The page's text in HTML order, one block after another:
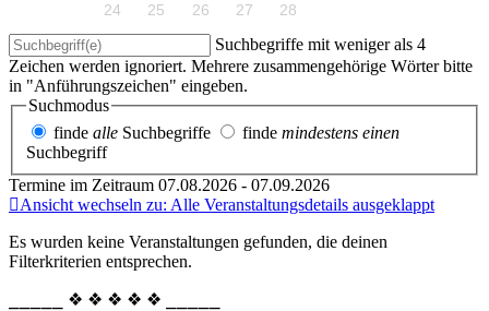
24 25 26 27 28
Suchbegriffe mit weniger als 4
Zeichen werden ignoriert. Mehrere zusammengehörige Wörter bitte
in "Anführungszeichen" eingeben.
Suchmodus
finde alle Suchbegriffe finde mindestens einen
Suchbegriff
Termine im Zeitraum 07.08.2026 - 07.09.2026
Ansicht wechseln zu: Alle Veranstaltungsdetails ausgeklappt
Es wurden keine Veranstaltungen gefunden, die deinen
Filterkriterien entsprechen.
⎯⎯⎯⎯⎯ ❖ ❖ ❖ ❖ ❖ ⎯⎯⎯⎯⎯